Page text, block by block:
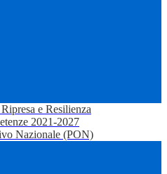
e Resilienza
2021-2027
Nazionale (PON)